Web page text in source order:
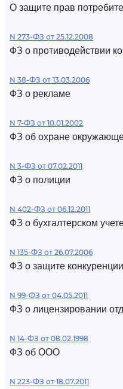
О защите прав
N 273-ФЗ от 25.12.2008
ФЗ о противодействии
N 38-ФЗ от 13.03.2006
ФЗ о рекламе
N 7-ФЗ от 10.01.2002
ФЗ об охране
N 3-ФЗ от 07.02.2011
ФЗ о полиции
N 402-ФЗ от 06.12.2011
ФЗ о бухгалтерском
N 135-ФЗ от 26.07.2006
ФЗ о защите конкуренции
N 99-ФЗ от 04.05.2011
ФЗ о лицензировании
N 14-ФЗ от 08.02.1998
ФЗ об ООО
N 223-ФЗ от 18.07.2011